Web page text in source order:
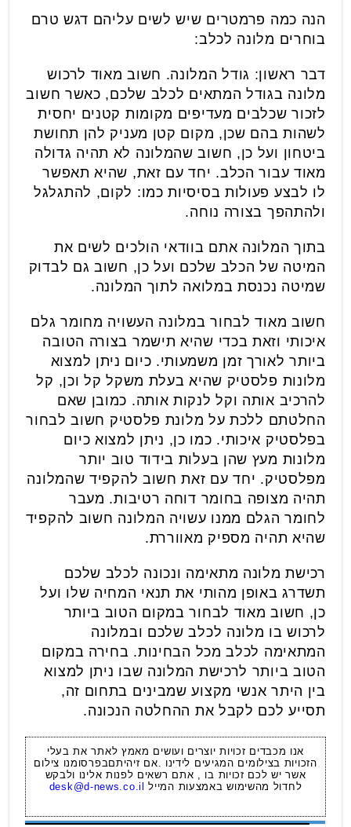
הנה כמה פרמטרים שיש לשים עליהם דגש טרם
בוחרים מלונה לכלב:
דבר ראשון: גודל המלונה. חשוב מאוד לרכוש
מלונה בגודל המתאים לכלב שלכם, כאשר חשוב
לזכור שכלבים מעדיפים מקומות קטנים יחסית
לשהות בהם שכן, מקום קטן מעניק להן תחושת
ביטחון ועל כן, חשוב שהמלונה לא תהיה גדולה
מאוד עבור הכלב. יחד עם זאת, שהיא תאפשר
לו לבצע פעולות בסיסיות כמו: לקום, להתגלגל
ולהתהפך בצורה נוחה.
בתוך המלונה אתם בוודאי הולכים לשים את
המיטה של הכלב שלכם ועל כן, חשוב גם לבדוק
שמיטה נכנסת במלואה לתוך המלונה.
חשוב מאוד לבחור במלונה העשויה מחומר גלם
איכותי וזאת בכדי שהיא תישמר בצורה הטובה
ביותר לאורך זמן משמעותי. כיום ניתן למצוא
מלונות פלסטיק שהיא בעלת משקל קל וכן, קל
להרכיב אותה וקל לנקות אותה. כמובן שאם
החלטתם ללכת על מלונת פלסטיק חשוב לבחור
בפלסטיק איכותי. כמו כן, ניתן למצוא כיום
מלונות מעץ שהן בעלות בידוד טוב יותר
מפלסטיק. יחד עם זאת חשוב להקפיד שהמלונה
תהיה מצופה בחומר דוחה רטיבות. מעבר
לחומר הגלם ממנו עשויה המלונה חשוב להקפיד
שהיא תהיה מספיק מאווררת.
רכישת מלונה מתאימה ונכונה לכלב שלכם
תשדרג באופן מהותי את תנאי המחיה שלו ועל
כן, חשוב מאוד לבחור במקום הטוב ביותר
לרכוש בו מלונה לכלב שלכם ובמלונה
המתאימה לכלב מכל הבחינות. בחירה במקום
הטוב ביותר לרכישת המלונה שבו ניתן למצוא
בין היתר אנשי מקצוע שמבינים בתחום זה,
תסייע לכם לקבל את ההחלטה הנכונה.
אנו מכבדים זכויות יוצרים ועושים מאמץ לאתר את בעלי
הזכויות בצילומים המגיעים לידינו .אם זיהיתםבפרסומנו צילום
אשר יש לכם זכויות בו , אתם רשאים לפנות אלינו ולבקש
לחדול מהשימוש באמצעות המייל
desk@d-news.co.il